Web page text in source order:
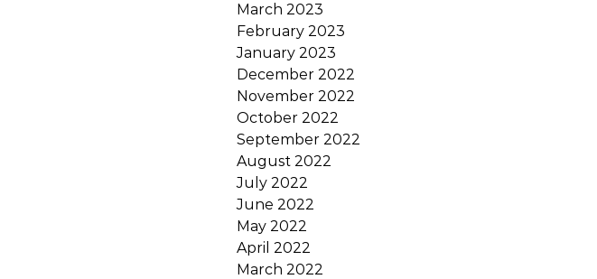
March 2023
February 2023
January 2023
December 2022
November 2022
October 2022
September 2022
August 2022
July 2022
June 2022
May 2022
April 2022
March 2022